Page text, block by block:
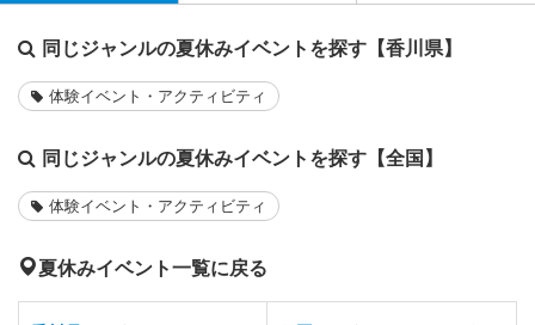
同じジャンルの夏休みイベントを探す【香川県】
体験イベント・アクティビティ
同じジャンルの夏休みイベントを探す【全国】
体験イベント・アクティビティ
夏休みイベント一覧に戻る